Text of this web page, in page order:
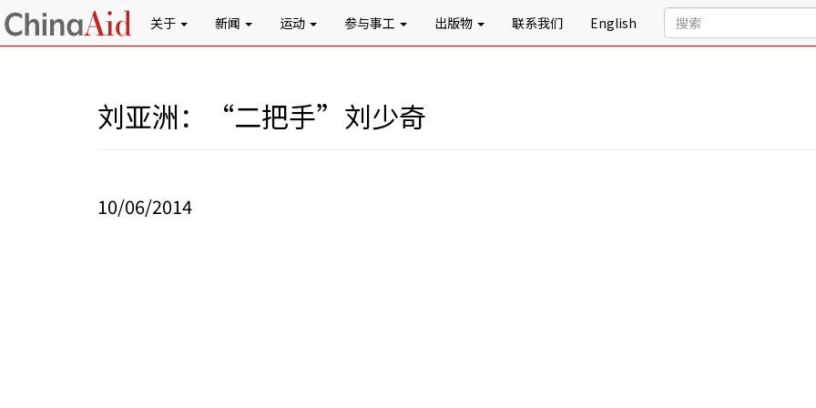
关于 新闻 运动 参与事工 出版物 联系我们 English
刘亚洲：“二把手”刘少奇
10/06/2014